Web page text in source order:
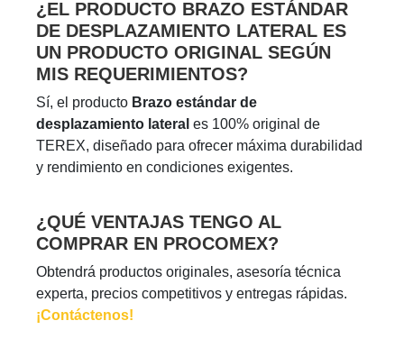
¿EL PRODUCTO BRAZO ESTÁNDAR
DE DESPLAZAMIENTO LATERAL ES
UN PRODUCTO ORIGINAL SEGÚN
MIS REQUERIMIENTOS?
Sí, el producto Brazo estándar de
desplazamiento lateral es 100% original de
TEREX, diseñado para ofrecer máxima durabilidad
y rendimiento en condiciones exigentes.
¿QUÉ VENTAJAS TENGO AL
COMPRAR EN PROCOMEX?
Obtendrá productos originales, asesoría técnica
experta, precios competitivos y entregas rápidas.
¡Contáctenos!